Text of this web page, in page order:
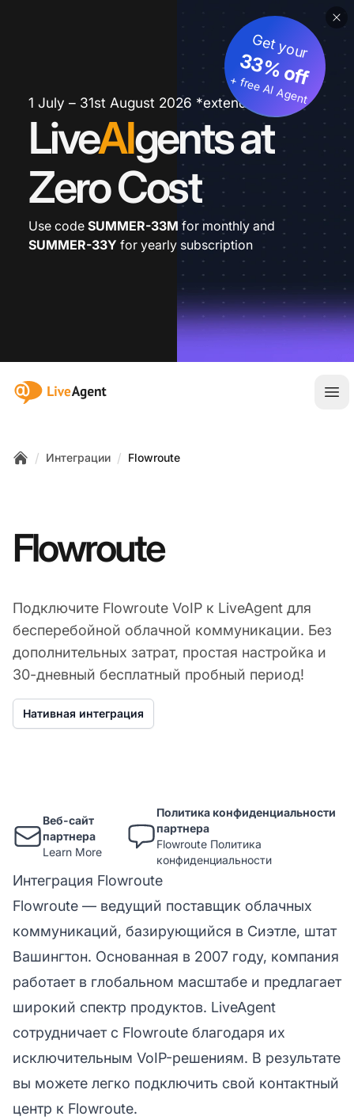
1 July – 31st August 2026 *extended
LiveAIgents at
Zero Cost
Get your
33% off
+ free AI Agent
Use code SUMMER-33M for monthly and
SUMMER-33Y for yearly subscription
:site.title
/ Интеграции / Flowroute
Flowroute
Подключите Flowroute VoIP к LiveAgent для
бесперебойной облачной коммуникации. Без
дополнительных затрат, простая настройка и
30-дневный бесплатный пробный период!
Нативная интеграция
Веб-сайт
партнера
Learn More
Политика конфиденциальности
партнера
Flowroute Политика
конфиденциальности
Интеграция Flowroute
Flowroute — ведущий поставщик облачных
коммуникаций, базирующийся в Сиэтле, штат
Вашингтон. Основанная в 2007 году, компания
работает в глобальном масштабе и предлагает
широкий спектр продуктов. LiveAgent
сотрудничает с Flowroute благодаря их
исключительным VoIP-решениям. В результате
вы можете легко подключить свой контактный
центр к Flowroute.